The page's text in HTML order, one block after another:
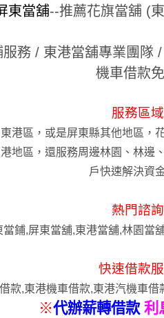
東當舖--推薦花旗當舖 (
務 / 東港當舖專業團隊
機車借款
服務區域
港區，或是屏東縣其他地區，
地區，還服務周邊林園、林邊
戶快速解決資
熱門諮詢
當鋪,屏東當舖,東港當舖,林園當
快速借款服
款,東港機車借款,東港汽機車
※代辦薪轉借款 利